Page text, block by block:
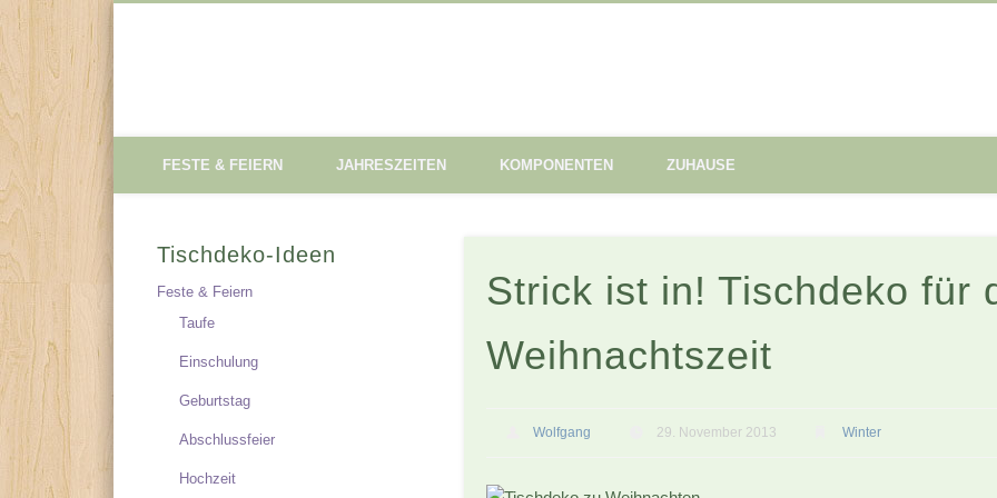
FESTE & FEIERN JAHRESZEITEN KOMPONENTEN ZUHAUSE
Strick ist in! Tischdeko für
Weihnachtszeit
Wolfgang 29. November 2013 Winter
Tischdeko-Ideen
Feste & Feiern
Taufe
Einschulung
Geburtstag
Abschlussfeier
Hochzeit